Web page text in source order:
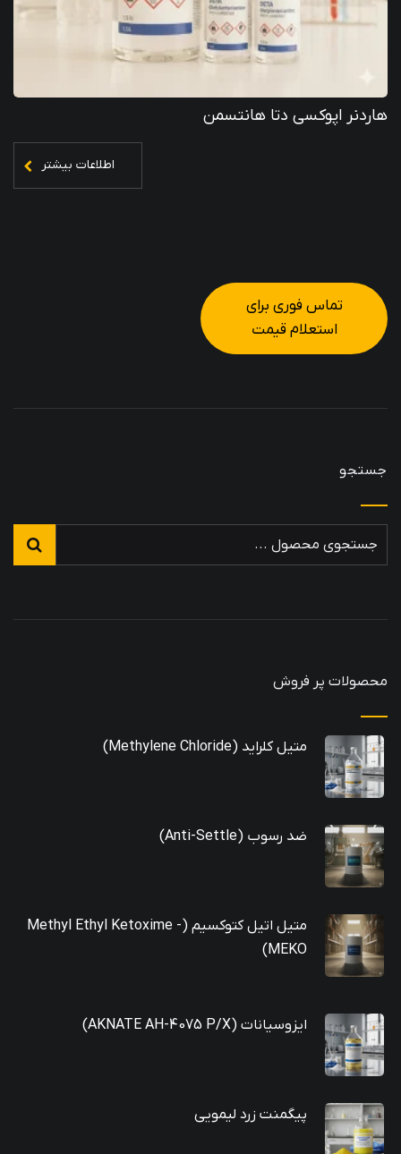
هاردنر اپوکسی دتا هانتسمن
اطلاعات بیشتر
تماس فوری برای
استعلام قیمت
جستجو
محصولات پر فروش
متیل کلراید (Methylene Chloride)
ضد رسوب (Anti-Settle)
متیل اتیل کتوکسیم (Methyl Ethyl Ketoxime -
MEKO)
ایزوسیانات (AKNATE AH-4075 P/X)
پیگمنت زرد لیمویی